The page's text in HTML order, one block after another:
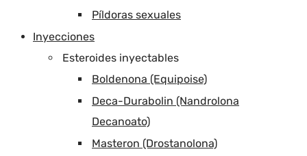
Píldoras sexuales
Inyecciones
Esteroides inyectables
Boldenona (Equipoise)
Deca-Durabolin (Nandrolona
Decanoato)
Masteron (Drostanolona)